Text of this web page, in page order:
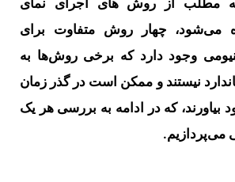
می‌شود، چهار روش متفاوت برای
وجود دارد که برخی روش‌ها به
نیستند و ممکن است در گذر زمان
بیاورند، که در ادامه به بررسی هر یک
می‌پردازیم.